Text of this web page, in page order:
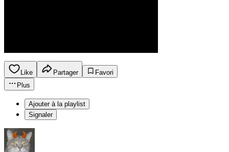
Like Partager
Favori
Plus
Ajouter à la playlist
Signaler